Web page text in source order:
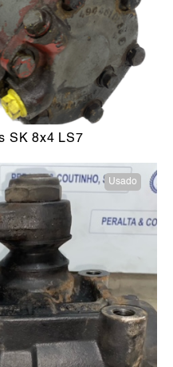
SK 8x4 LS7
Usado